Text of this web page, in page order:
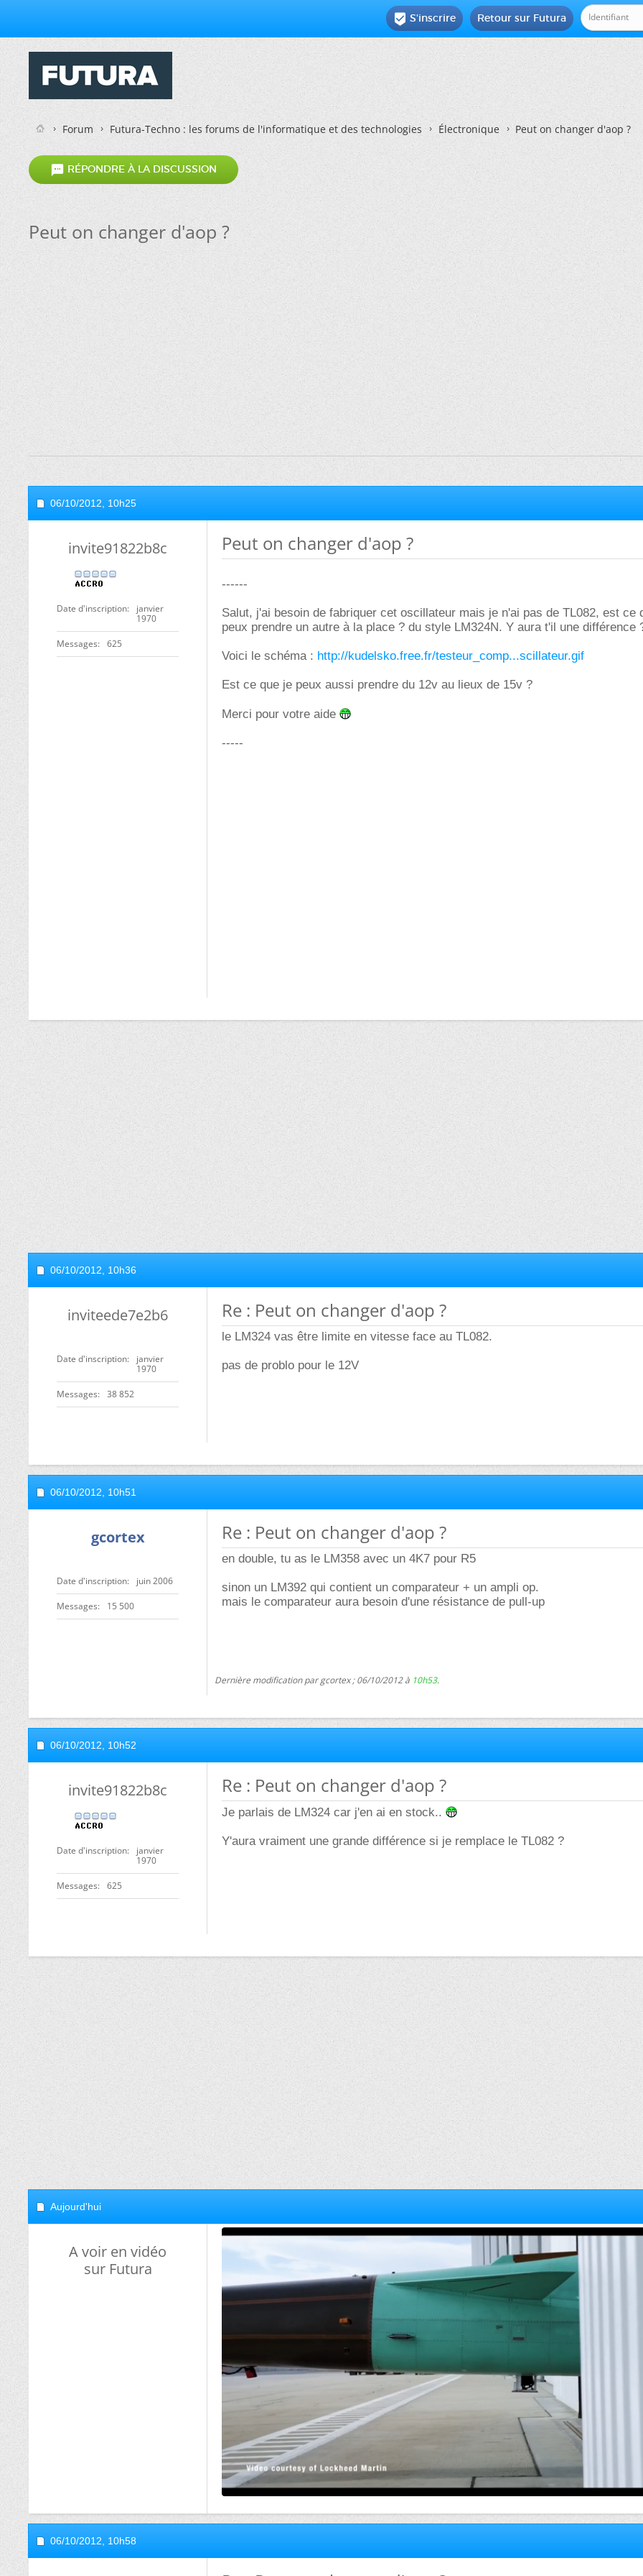
Retour sur Futura
 S'inscrire
Forum Futura-Techno : les forums de l'informatique et des technologies Électronique Peut on changer d'aop ?
 RÉPONDRE À LA DISCUSSION
Peut on changer d'aop ?
06/10/2012, 10h25
invite91822b8c
Date d'inscription
janvier
1970
Messages 625
Peut on changer d'aop ?
------
Salut, j'ai besoin de fabriquer cet oscillateur mais je n'ai pas de TL082, est ce
peux prendre un autre à la place ? du style LM324N. Y aura t'il une différence
Voici le schéma : http://kudelsko.free.fr/testeur_comp...scillateur.gif
Est ce que je peux aussi prendre du 12v au lieux de 15v ?
Merci pour votre aide
-----
06/10/2012, 10h36
inviteede7e2b6
Date d'inscription
janvier
1970
Messages 38 852
Re : Peut on changer d'aop ?
le LM324 vas être limite en vitesse face au TL082.
pas de problo pour le 12V
06/10/2012, 10h51
gcortex
Date d'inscription juin 2006
Messages 15 500
Re : Peut on changer d'aop ?
en double, tu as le LM358 avec un 4K7 pour R5
sinon un LM392 qui contient un comparateur + un ampli op.
mais le comparateur aura besoin d'une résistance de pull-up
Dernière modification par gcortex ; 06/10/2012 à 10h53.
06/10/2012, 10h52
invite91822b8c
Date d'inscription
janvier
1970
Messages 625
Re : Peut on changer d'aop ?
Je parlais de LM324 car j'en ai en stock..
Y'aura vraiment une grande différence si je remplace le TL082 ?
Aujourd'hui
A voir en vidéo
sur Futura
06/10/2012, 10h58